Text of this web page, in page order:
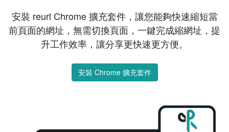
安裝 reurl Chrome 擴充套件，讓您能夠快速縮短當
前頁面的網址，無需切換頁面，一鍵完成縮網址，提
升工作效率，讓分享更快速更方便。
安裝 Chrome 擴充套件